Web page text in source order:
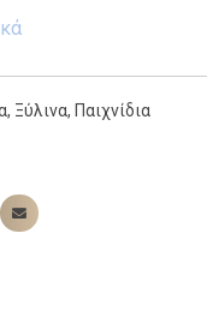
, Ξύλινα, Παιχνίδια